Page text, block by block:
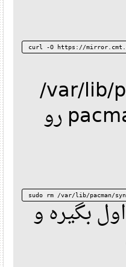
curl -O https://
همچنین محتویات داخل /var/lib/pacman/sync/
رو هم پاک کن و دوباره دستور pacman -Syyu رو
sudo rm /var/lib/pacman/
بگیره و